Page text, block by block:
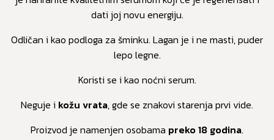
dati joj novu energiju.
Odličan i kao podloga za šminku. Lagan je i ne masti, puder
lepo legne.
Koristi se i kao noćni serum.
Neguje i kožu vrata, gde se znakovi starenja prvi vide.
Proizvod je namenjen osobama preko 18 godina.